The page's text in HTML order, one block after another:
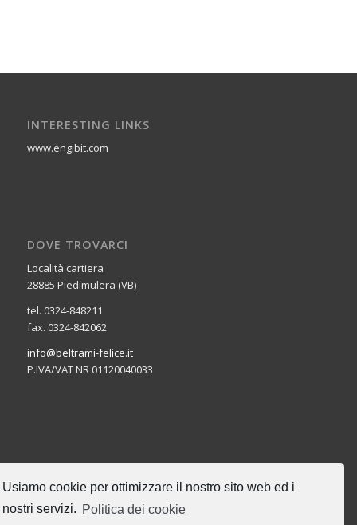
Usiamo cookie per ottimizzare il nostro sito web ed i
nostri servizi. Politica dei cookie
INTERESTING LINKS
www.engibit.com
DOVE TROVARCI
Località cartiera
28885 Piedimulera (VB)
tel. 0324-848211
fax. 0324-842062
info@beltrami-felice.it
P.IVA/VAT NR 01120040033
CERCA NEL SITO